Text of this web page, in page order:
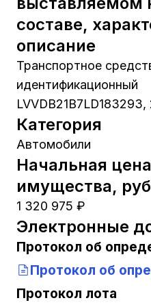
составе,
описание
Транспортное
Категория
Автомобили
Начальная
имущества,
1 320 975 ₽
Электронные
Протокол об
Протокол об
Протокол лота